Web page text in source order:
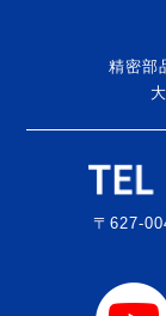
精密部
〒627-